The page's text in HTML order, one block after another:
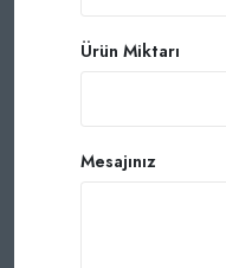
Ürün Miktarı
Mesajınız